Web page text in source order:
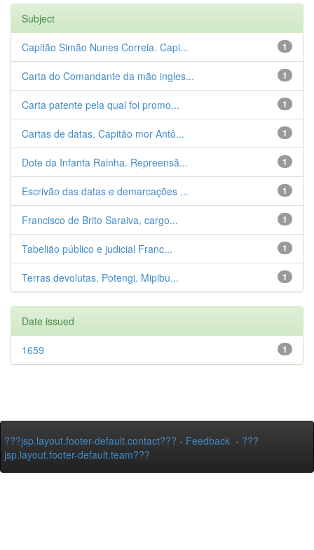
Subject
1
Capitão Simão Nunes Correia. Capi...
1
Carta do Comandante da mão ingles...
1
Carta patente pela qual foi promo...
1
Cartas de datas. Capitão mor Antô...
1
Dote da Infanta Rainha. Repreensã...
1
Escrivão das datas e demarcações ...
1
Francisco de Brito Saraiva, cargo...
1
Tabelião público e judicial Franc...
1
Terras devolutas. Potengi. Mipibu...
Date issued
1
1659
???jsp.layout.footer-default.contact??? - Feedback - ???
jsp.layout.footer-default.team???